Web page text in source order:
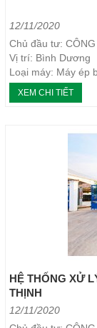
12/11/2020
Chủ đầu tư:
Vị trí: Bình Dương
Loại máy: Máy ép
Năm thực hiện: 01/
XEM CHI TIẾT
HỆ THỐNG XỬ
THỊNH
12/11/2020